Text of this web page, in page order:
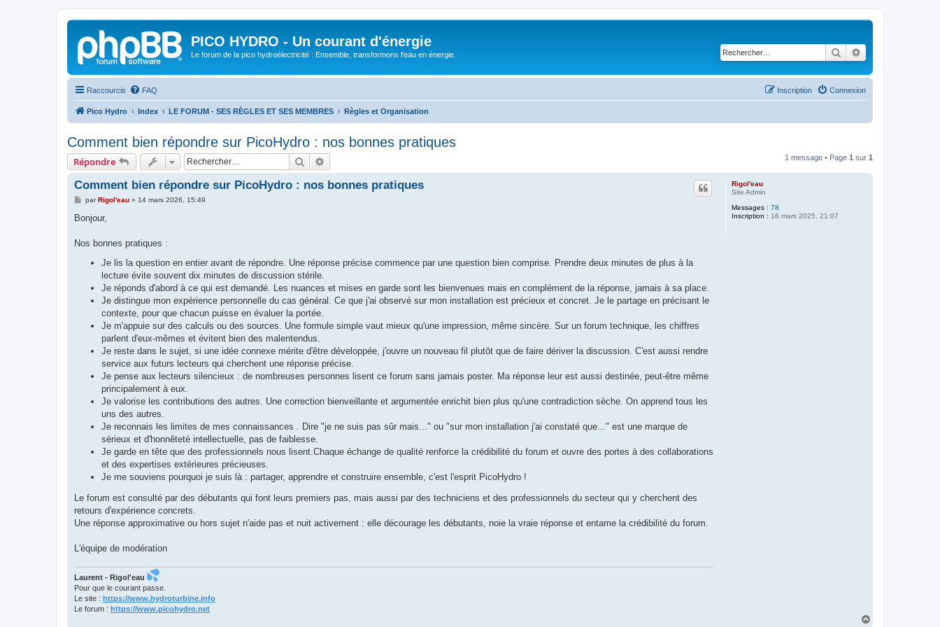
PICO HYDRO - Un courant d'énergie
Le forum de la pico hydroélectricité : Ensemble, transformons l'eau en énergie. Rechercher
Raccourcis FAQ Connexion
Inscription
Pico Hydro Index LE FORUM - SES RÈGLES ET SES MEMBRES Règles et Organisation
Comment bien répondre sur PicoHydro : nos bonnes pratiques
Répondre Rechercher 1 message • Page 1 sur 1
Rigol'eau
Site Admin
Messages : 78
Inscription : 16 mars 2025, 21:07
Comment bien répondre sur PicoHydro : nos bonnes pratiques
M
s
g
parRigol'eau» 14 mars 2026, 15:49
Bonjour,
Nos bonnes pratiques :
Je lis la question en entier avant de répondre. Une réponse précise commence par une question bien comprise. Prendre deux minutes de plus à la
lecture évite souvent dix minutes de discussion stérile.
Je réponds d'abord à ce qui est demandé. Les nuances et mises en garde sont les bienvenues mais en complément de la réponse, jamais à sa place.
Je distingue mon expérience personnelle du cas général. Ce que j'ai observé sur mon installation est précieux et concret. Je le partage en précisant le
contexte, pour que chacun puisse en évaluer la portée.
Je m'appuie sur des calculs ou des sources. Une formule simple vaut mieux qu'une impression, même sincère. Sur un forum technique, les chiffres
parlent d'eux-mêmes et évitent bien des malentendus.
Je reste dans le sujet, si une idée connexe mérite d'être développée, j'ouvre un nouveau fil plutôt que de faire dériver la discussion. C'est aussi rendre
service aux futurs lecteurs qui cherchent une réponse précise.
Je pense aux lecteurs silencieux : de nombreuses personnes lisent ce forum sans jamais poster. Ma réponse leur est aussi destinée, peut-être même
principalement à eux.
Je valorise les contributions des autres. Une correction bienveillante et argumentée enrichit bien plus qu'une contradiction sèche. On apprend tous les
uns des autres.
Je reconnais les limites de mes connaissances . Dire "je ne suis pas sûr mais..." ou "sur mon installation j'ai constaté que..." est une marque de
sérieux et d'honnêteté intellectuelle, pas de faiblesse.
Je garde en tête que des professionnels nous lisent.Chaque échange de qualité renforce la crédibilité du forum et ouvre des portes à des collaborations
et des expertises extérieures précieuses.
Je me souviens pourquoi je suis là : partager, apprendre et construire ensemble, c'est l'esprit PicoHydro !
Le forum est consulté par des débutants qui font leurs premiers pas, mais aussi par des techniciens et des professionnels du secteur qui y cherchent des
retours d'expérience concrets.
Une réponse approximative ou hors sujet n'aide pas et nuit activement : elle décourage les débutants, noie la vraie réponse et entame la crédibilité du forum.
L'équipe de modération
Laurent - Rigol'eau
Pour que le courant passe.
Le site : https://www.hydroturbine.info
Le forum : https://www.picohydro.net